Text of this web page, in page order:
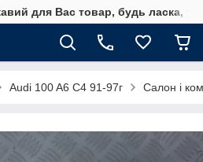
для Вас товар, будь ласка,
Audi 100 A6 C4 91-97г Салон і